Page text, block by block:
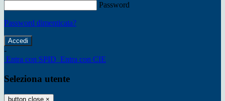
Password
Password dimenticata?
-
Entra con SPID Entra con CIE
Seleziona utente
button close ×